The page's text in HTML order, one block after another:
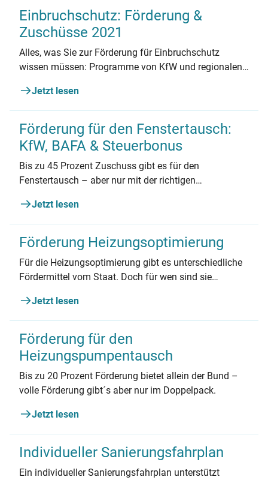
Einbruchschutz: Förderung &
Zuschüsse 2021
Alles, was Sie zur Förderung für Einbruchschutz
wissen müssen: Programme von KfW und regionalen
und mehr.
Jetzt lesen
Förderung für den Fenstertausch:
KfW, BAFA & Steuerbonus
Bis zu 45 Prozent Zuschuss gibt es für den
Fenstertausch – aber nur mit der richtigen
Jetzt lesen
Förderung Heizungsoptimierung
Für die Heizungsoptimierung gibt es unterschiedliche
Fördermittel vom Staat. Doch für wen sind sie
beantworten die wichtigsten Fragen.
Jetzt lesen
Förderung für den
Heizungspumpentausch
Bis zu 20 Prozent Förderung bietet allein der Bund –
volle Förderung gibt´s aber nur im Doppelpack.
Jetzt lesen
Individueller Sanierungsfahrplan
Ein individueller Sanierungsfahrplan unterstützt